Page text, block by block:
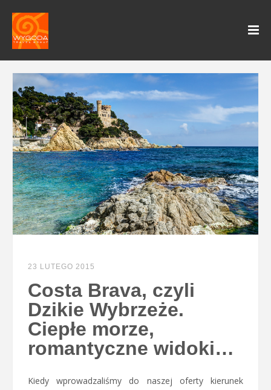
23 LUTEGO 2015
Costa Brava, czyli
Dzikie Wybrzeże.
Ciepłe morze,
romantyczne widoki…
Kiedy wprowadzaliśmy do naszej oferty kierunek